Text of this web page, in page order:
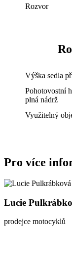
Rozvor
Výška sedla
Pohotovostní
plná nádrž
Využitelný
Pro více
Lucie
prodejce motocyklů